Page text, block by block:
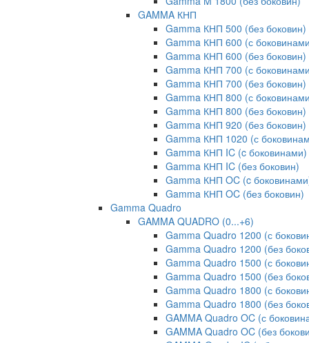
GAMMA КНП
Gamma КНП 500 (без боковин)
Gamma КНП 600 (с
Gamma КНП 600 (без боковин)
Gamma КНП 700 (с
Gamma КНП 700 (без боковин)
Gamma КНП 800 (с
Gamma КНП 800 (без боковин)
Gamma КНП 920 (без боковин)
Gamma КНП 1020 (с
Gamma КНП IC (c боковинами)
Gamma КНП IC (без боковин)
Gamma КНП OC (c
Gamma КНП OC (без боковин)
Gamma Quadro
GAMMA QUADRO (0...+6)
Gamma Quadro 1200 (с
Gamma Quadro 1200 (без
Gamma Quadro 1500 (с
Gamma Quadro 1500 (без
Gamma Quadro 1800 (с
Gamma Quadro 1800 (без
GAMMA Quadro OC (с
GAMMA Quadro OC (без